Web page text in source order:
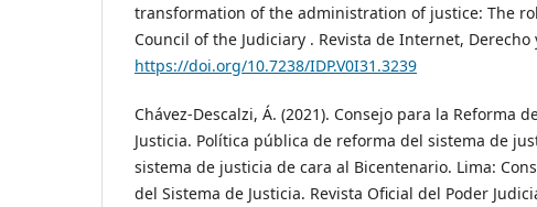
transformation of the administration of justice: The
Council of the Judiciary . Revista de Internet, Derecho
https://doi.org/10.7238/IDP.V0I31.3239
Chávez-Descalzi, Á. (2021). Consejo para la Reforma
Justicia. Política pública de reforma del sistema de
sistema de justicia de cara al Bicentenario. Lima:
del Sistema de Justicia. Revista Oficial del Poder